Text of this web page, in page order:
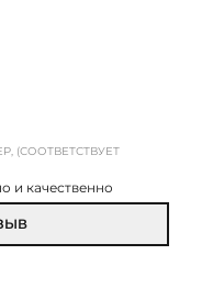
(СООТВЕТСТВУЕТ
и качественно